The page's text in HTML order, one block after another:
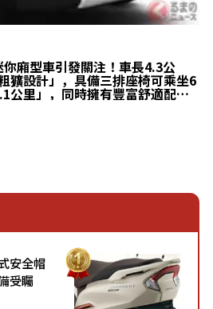
廂型車引發關注！車長4.3公
獷設計」，具備三排座椅可乘坐6
公里」，同時擁有豐富舒適配
車型到底是什麼？
安全帽
受矚
各項